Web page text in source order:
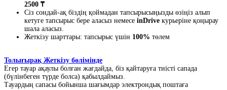
2500 ₸
Сіз сондай-ақ біздің қоймадан тапсырысыңызды өзіңіз алып
кетуге тапсырыс бере аласыз немесе inDrive курьеріне қоңырау
шала аласыз.
Жеткізу шарттары: тапсырыс үшін 100% төлем
Толығырақ Жеткізу бөлімінде
Егер тауар ақаулы болған жағдайда, біз қайтаруға тиісті сапада
(бүлінбеген түрде болса) қабылдаймыз.
Тауардың сапасы бойынша шағымдар электрондық поштаға